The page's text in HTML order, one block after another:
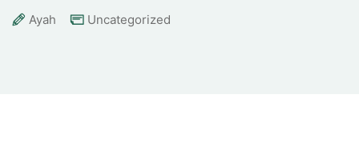
Ayah Uncategorized